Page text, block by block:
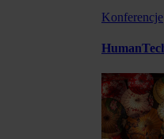
Konferencje